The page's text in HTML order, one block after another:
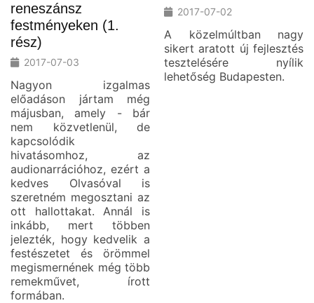
reneszánsz
festményeken (1.
rész)
2017-07-03
Nagyon izgalmas
előadáson jártam még
májusban, amely - bár
nem közvetlenül, de
kapcsolódik
hivatásomhoz, az
audionarrációhoz, ezért a
kedves Olvasóval is
szeretném megosztani az
ott hallottakat. Annál is
inkább, mert többen
jelezték, hogy kedvelik a
festészetet és örömmel
megismernének még több
remekművet, írott
formában.
2017-07-02
A közelmúltban nagy
sikert aratott új fejlesztés
tesztelésére nyílik
lehetőség Budapesten.